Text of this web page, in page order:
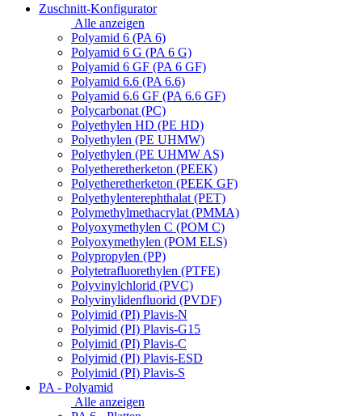
Zuschnitt-Konfigurator
Alle anzeigen
Polyamid 6 (PA 6)
Polyamid 6 G (PA 6 G)
Polyamid 6 GF (PA 6 GF)
Polyamid 6.6 (PA 6.6)
Polyamid 6.6 GF (PA 6.6 GF)
Polycarbonat (PC)
Polyethylen HD (PE HD)
Polyethylen (PE UHMW)
Polyethylen (PE UHMW AS)
Polyetheretherketon (PEEK)
Polyetheretherketon (PEEK GF)
Polyethylenterephthalat (PET)
Polymethylmethacrylat (PMMA)
Polyoxymethylen C (POM C)
Polyoxymethylen (POM ELS)
Polypropylen (PP)
Polytetrafluorethylen (PTFE)
Polyvinylchlorid (PVC)
Polyvinylidenfluorid (PVDF)
Polyimid (PI) Plavis-N
Polyimid (PI) Plavis-G15
Polyimid (PI) Plavis-C
Polyimid (PI) Plavis-ESD
Polyimid (PI) Plavis-S
PA - Polyamid
Alle anzeigen